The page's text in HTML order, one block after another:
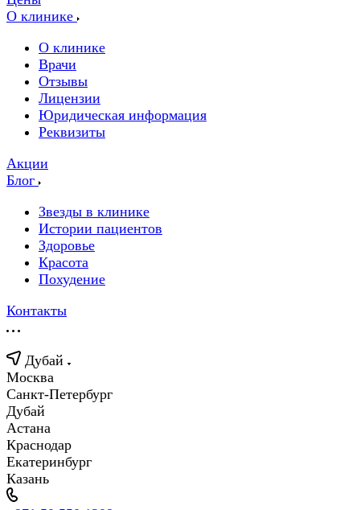
О клинике
О клинике
Врачи
Отзывы
Лицензии
Юридическая информация
Реквизиты
Акции
Блог
Звезды в клинике
Истории пациентов
Здоровье
Красота
Похудение
Контакты
Дубай
Москва
Санкт-Петербург
Дубай
Астана
Краснодар
Екатеринбург
Казань